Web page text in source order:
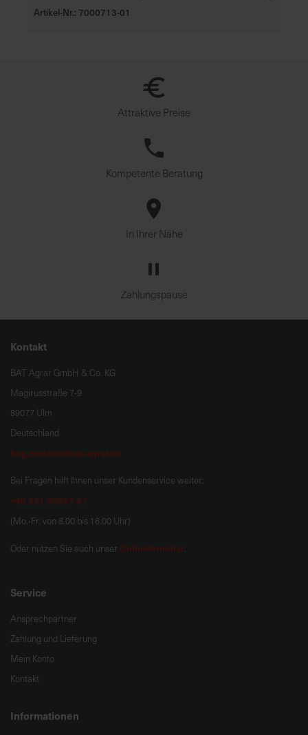
Artikel-Nr.: 7000713-01
Attraktive Preise
Kompetente Beratung
In Ihrer Nähe
Zahlungspause
Kontakt
BAT Agrar GmbH & Co. KG
Magirusstraße 7-9
89077 Ulm
Deutschland
hug.zentrale@bat-agrar.de
Bei Fragen hilft Ihnen unser Kundenservice weiter:
+49 251 60957 47
(Mo.-Fr. von 8.00 bis 16.00 Uhr)
Oder nutzen Sie auch unser Onlineformular.
Service
Ansprechpartner
Zahlung und Lieferung
Mein Konto
Kontakt
Informationen